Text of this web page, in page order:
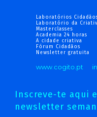
Laboratórios
Laboratório da
Masterclasses
Academia 24 horas
A cidade criativa
Fórum Cidadãos
Newsletter gratuita
www.cogito.pt
Inscreve-te aqui
newsletter